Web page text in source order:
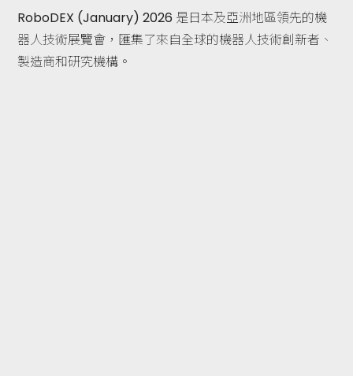
RoboDEX (January) 2026 是日本及亞洲地區領先的機
器人技術展覽會，匯集了來自全球的機器人技術創新者、
製造商和研究機構。